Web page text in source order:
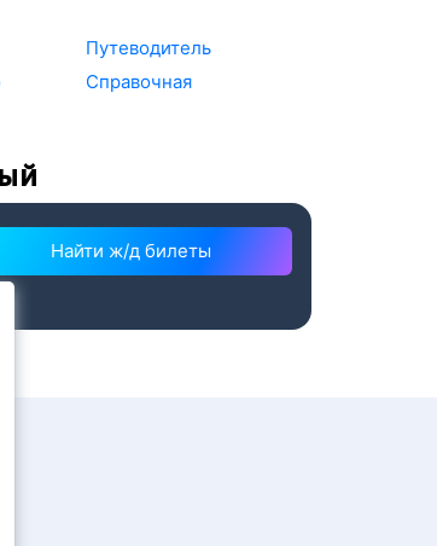
Путеводитель
Справочная
Найти ж/д билеты